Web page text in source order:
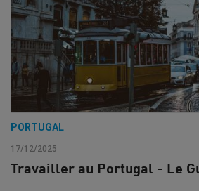
PORTUGAL
17/12/2025
Travailler au Portugal - Le